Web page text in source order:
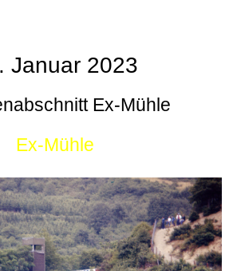
Januar 2023
Ex-Mühle
Ex-Mühle